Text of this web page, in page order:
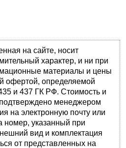
на сайте, носит
характер, и ни при
материалы и цены
офертой, определяемой
и 437 ГК РФ. Стоимость и
менеджером
на электронную почту или
номер, указанный при
вид и комплектация
от представленных на